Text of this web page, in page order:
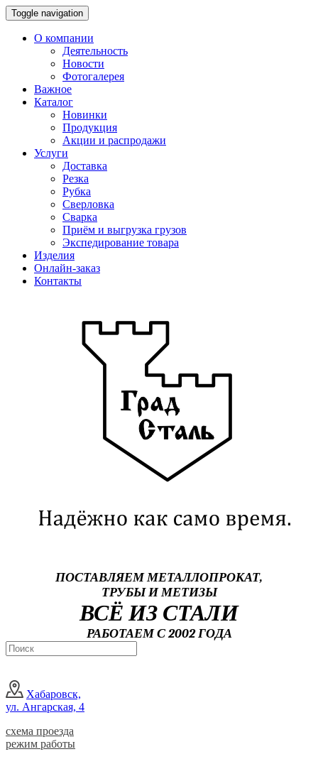
Toggle navigation
О компании
Деятельность
Новости
Фотогалерея
Важное
Каталог
Новинки
Продукция
Акции и распродажи
Услуги
Доставка
Резка
Рубка
Сверловка
Сварка
Приём и выгрузка грузов
Экспедирование товара
Изделия
Онлайн-заказ
Контакты
ПОСТАВЛЯЕМ МЕТАЛЛОПРОКАТ,
ТРУБЫ И МЕТИЗЫ
ВСЁ ИЗ СТАЛИ
РАБОТАЕМ С 2002 ГОДА
Хабаровск,
ул. Ангарская, 4
схема проезда
режим работы